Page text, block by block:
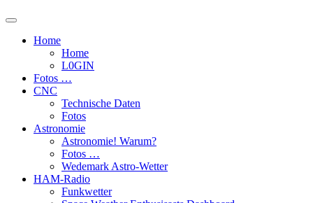
Toggle
search
field
Home
Home
L​0​​GIN
Fotos …
CNC
Technische Daten
Fotos
Astronomie
Astronomie! Warum?
Fotos …
Wedemark Astro-Wetter
HAM-Radio
Funkwetter